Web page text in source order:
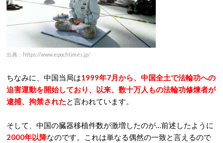
出典：https://www.epochtimes.jp/
ちなみに、中国当局は1999年7月から、中国全土で法輪功への
迫害運動を開始しており、以来、数十万人もの法輪功修煉者が
逮捕、拘禁されたと言われています。
そして、中国の臓器移植件数が激増したのが…前述したように
2000年以降なのです。これは単なる偶然の一致と言えるので